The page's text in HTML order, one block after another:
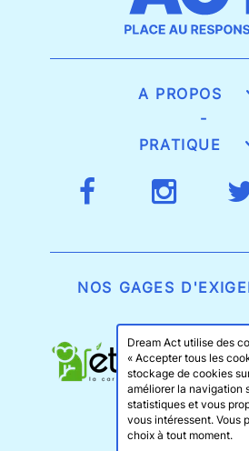
A PROPOS
-
PRATIQUE
NOS GAGES
Dream Act utilise des
« Accepter tous les
stockage de cookies
améliorer la navigation
statistiques et vous
vous intéressent. Vous
choix à tout moment.